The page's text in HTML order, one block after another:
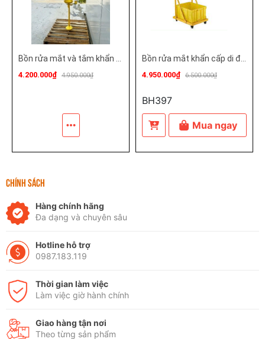
4.200.000₫ 4.950.000₫ 4.950.000₫ 6.500.000₫
BH397
Mua ngay
CHÍNH SÁCH
Hàng chính hãng
Đa dạng và chuyên sâu
Hotline hỗ trợ
0987.183.119
Thời gian làm việc
Làm việc giờ hành chính
Giao hàng tận nơi
Theo từng sản phẩm